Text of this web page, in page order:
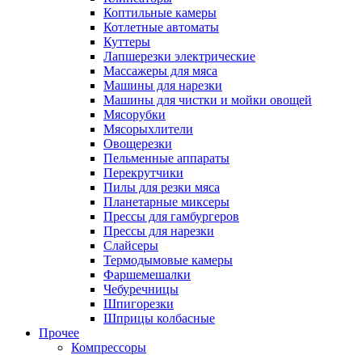
Коптильные камеры
Котлетные автоматы
Куттеры
Лапшерезки электрические
Массажеры для мяса
Машины для нарезки
Машины для чистки и мойки овощей
Мясорубки
Мясорыхлители
Овощерезки
Пельменные аппараты
Перекрутчики
Пилы для резки мяса
Планетарные миксеры
Прессы для гамбургеров
Прессы для нарезки
Слайсеры
Термодымовые камеры
Фаршемешалки
Чебуречницы
Шпигорезки
Шприцы колбасные
Прочее
Компрессоры